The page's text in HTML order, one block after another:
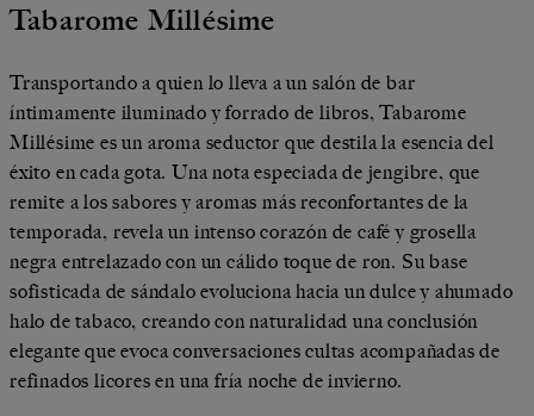
Tabarome Millésime
Transportando a quien lo lleva a un salón de bar
íntimamente iluminado y forrado de libros, Tabarome
Millésime es un aroma seductor que destila la esencia del
éxito en cada gota. Una nota especiada de jengibre, que
remite a los sabores y aromas más reconfortantes de la
temporada, revela un intenso corazón de café y grosella
negra entrelazado con un cálido toque de ron. Su base
sofisticada de sándalo evoluciona hacia un dulce y ahumado
halo de tabaco, creando con naturalidad una conclusión
elegante que evoca conversaciones cultas acompañadas de
refinados licores en una fría noche de invierno.